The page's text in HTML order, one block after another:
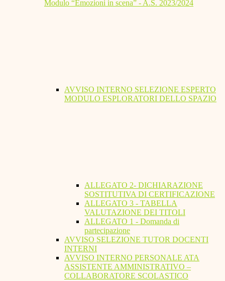
Modulo “Emozioni in scena” - A.S. 2023/2024
AVVISO INTERNO SELEZIONE ESPERTO
MODULO ESPLORATORI DELLO SPAZIO
ALLEGATO 2- DICHIARAZIONE
SOSTITUTIVA DI CERTIFICAZIONE
ALLEGATO 3 - TABELLA
VALUTAZIONE DEI TITOLI
ALLEGATO 1 - Domanda di
partecipazione
AVVISO SELEZIONE TUTOR DOCENTI
INTERNI
AVVISO INTERNO PERSONALE ATA
ASSISTENTE AMMINISTRATIVO –
COLLABORATORE SCOLASTICO